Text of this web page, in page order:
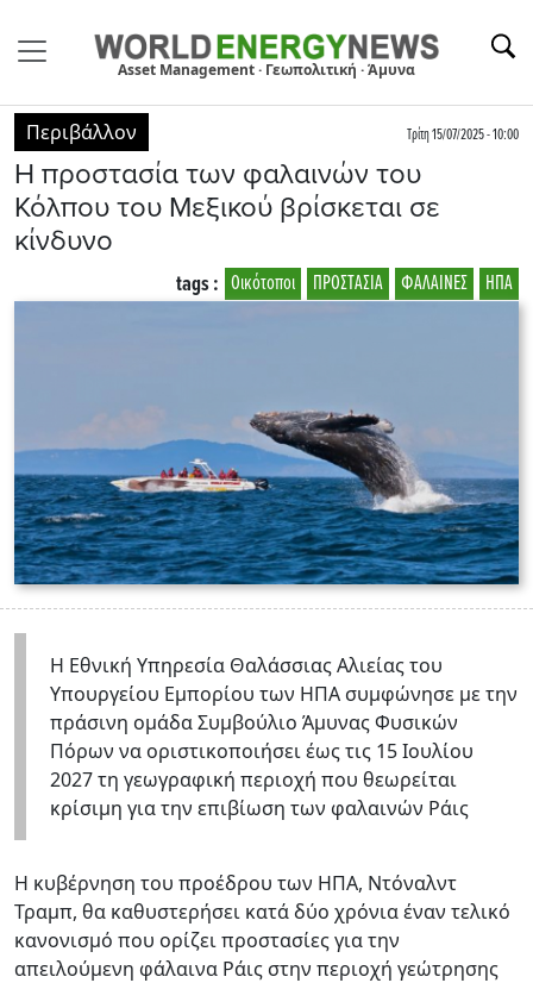
Asset Management · Γεωπολιτική · Άμυνα
Περιβάλλον Τρίτη 15/07/2025 - 10:00
Η προστασία των φαλαινών του
Κόλπου του Μεξικού βρίσκεται σε
κίνδυνο
ΗΠΑ
ΦΑΛΑΙΝΕΣ
ΠΡΟΣΤΑΣΙΑ
Οικότοποι
tags :
Η Εθνική Υπηρεσία Θαλάσσιας Αλιείας του
Υπουργείου Εμπορίου των ΗΠΑ συμφώνησε με την
πράσινη ομάδα Συμβούλιο Άμυνας Φυσικών
Πόρων να οριστικοποιήσει έως τις 15 Ιουλίου
2027 τη γεωγραφική περιοχή που θεωρείται
κρίσιμη για την επιβίωση των φαλαινών Ράις
Η κυβέρνηση του προέδρου των ΗΠΑ, Ντόναλντ
Τραμπ, θα καθυστερήσει κατά δύο χρόνια έναν τελικό
κανονισμό που ορίζει προστασίες για την
απειλούμενη φάλαινα Ράις στην περιοχή γεώτρησης